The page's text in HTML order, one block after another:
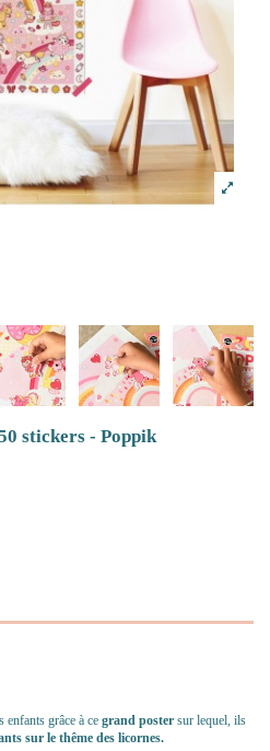
stickers - Poppik
enfants grâce à ce grand poster sur lequel, ils
sur le thême des licornes.